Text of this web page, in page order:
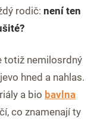
rodič: není ten
totiž nemilosrdný
hned a nahlas.
a bio bavlna
co znamenají ty